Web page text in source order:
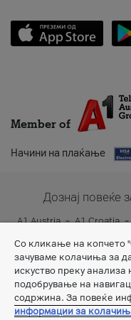
Member of
Начини на плаќање
Дознај повеќе
A1 Austria A1 Croatia
A1
Со кликање на копчето
зачуваме колачиња за
искуство преку
подобрување на
содржина. За повеќе
информации за